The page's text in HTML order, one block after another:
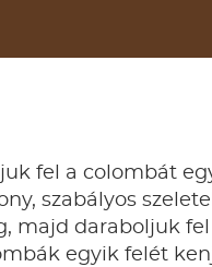
fel a colombát
szabályos
majd daraboljuk fel
egyik felét